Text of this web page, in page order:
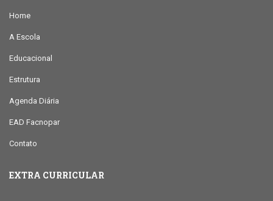
Home
A Escola
Educacional
Estrutura
Agenda Diária
EAD Facnopar
Contato
EXTRA CURRICULAR